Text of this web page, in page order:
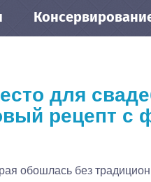
для
рецепт с
обошлась без